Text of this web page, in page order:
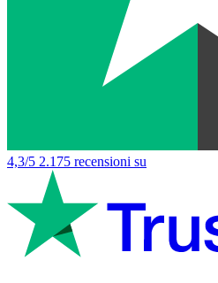
4,3/5 2.175 recensioni su